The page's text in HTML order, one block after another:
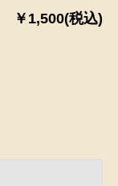
￥1,500(税込)